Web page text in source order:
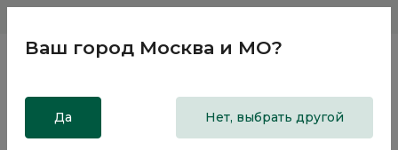
Главная
Обеденные столы
Стол обеденный Kenner AA1400 Черный / Мрамор
Ваш город Москва и МО?
Да Нет, выбрать другой